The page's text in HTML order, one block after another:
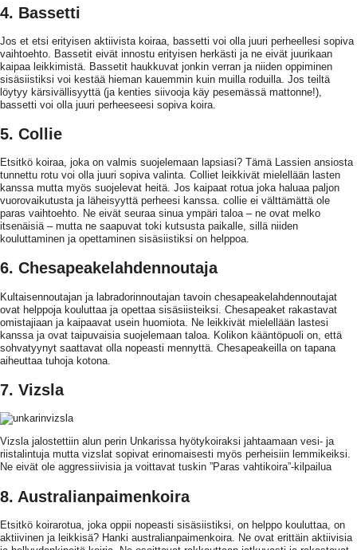
4. Bassetti
Jos et etsi erityisen aktiivista koiraa, bassetti voi olla juuri perheellesi sopiva
vaihtoehto. Bassetit eivät innostu erityisen herkästi ja ne eivät juurikaan
kaipaa leikkimistä. Bassetit haukkuvat jonkin verran ja niiden oppiminen
sisäsiistiksi voi kestää hieman kauemmin kuin muilla roduilla. Jos teiltä
löytyy kärsivällisyyttä (ja kenties siivooja käy pesemässä mattonne!),
bassetti voi olla juuri perheeseesi sopiva koira.
5. Collie
Etsitkö koiraa, joka on valmis suojelemaan lapsiasi? Tämä Lassien ansiosta
tunnettu rotu voi olla juuri sopiva valinta. Colliet leikkivät mielellään lasten
kanssa mutta myös suojelevat heitä. Jos kaipaat rotua joka haluaa paljon
vuorovaikutusta ja läheisyyttä perheesi kanssa. collie ei välttämättä ole
paras vaihtoehto. Ne eivät seuraa sinua ympäri taloa – ne ovat melko
itsenäisiä – mutta ne saapuvat toki kutsusta paikalle, sillä niiden
kouluttaminen ja opettaminen sisäsiistiksi on helppoa.
6. Chesapeakelahdennoutaja
Kultaisennoutajan ja labradorinnoutajan tavoin chesapeakelahdennoutajat
ovat helppoja kouluttaa ja opettaa sisäsiisteiksi. Chesapeaket rakastavat
omistajiaan ja kaipaavat usein huomiota. Ne leikkivät mielellään lastesi
kanssa ja ovat taipuvaisia suojelemaan taloa. Kolikon kääntöpuoli on, että
sohvatyynyt saattavat olla nopeasti mennyttä. Chesapeakeilla on tapana
aiheuttaa tuhoja kotona.
7. Vizsla
Vizsla jalostettiin alun perin Unkarissa hyötykoiraksi jahtaamaan vesi- ja
riistalintuja mutta vizslat sopivat erinomaisesti myös perheisiin lemmikeiksi.
Ne eivät ole aggressiivisia ja voittavat tuskin ”Paras vahtikoira”-kilpailua
8. Australianpaimenkoira
Etsitkö koirarotua, joka oppii nopeasti sisäsiistiksi, on helppo kouluttaa, on
aktiivinen ja leikkisä? Hanki australianpaimenkoira. Ne ovat erittäin aktiivisia